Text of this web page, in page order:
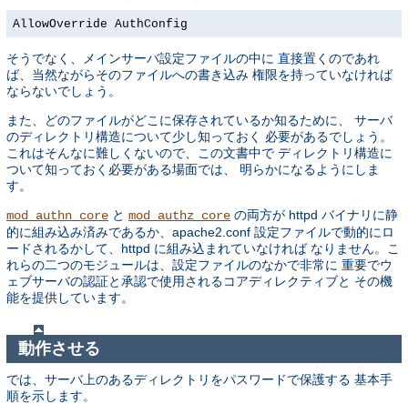
AllowOverride AuthConfig
そうでなく、メインサーバ設定ファイルの中に 直接置くのであれ
ば、当然ながらそのファイルへの書き込み 権限を持っていなければ
ならないでしょう。
また、どのファイルがどこに保存されているか知るために、 サーバ
のディレクトリ構造について少し知っておく 必要があるでしょう。
これはそんなに難しくないので、この文書中で ディレクトリ構造に
ついて知っておく必要がある場面では、 明らかになるようにしま
す。
mod_authn_core と mod_authz_core の両方が httpd バイナリに静
的に組み込み済みであるか、apache2.conf 設定ファイルで動的にロ
ードされるかして、httpd に組み込まれていなければ なりません。こ
れらの二つのモジュールは、設定ファイルのなかで非常に 重要でウ
ェブサーバの認証と承認で使用されるコアディレクティブと その機
能を提供しています。
動作させる
では、サーバ上のあるディレクトリをパスワードで保護する 基本手
順を示します。